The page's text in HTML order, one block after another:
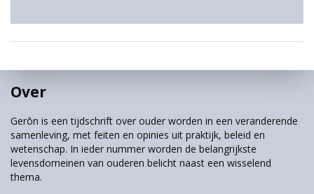
Over
Gerōn is een tijdschrift over ouder worden in een veranderende
samenleving, met feiten en opinies uit praktijk, beleid en
wetenschap. In ieder nummer worden de belangrijkste
levensdomeinen van ouderen belicht naast een wisselend
thema.